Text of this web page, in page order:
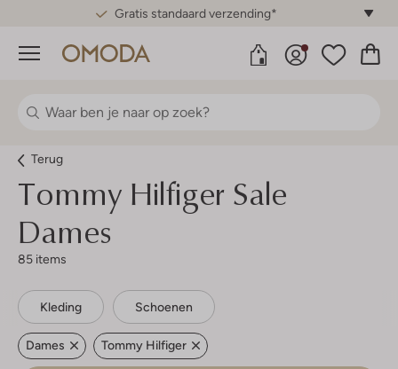
Gratis standaard verzending*
Menu
Terug
Tommy Hilfiger Sale
Dames
85 items
Kleding Schoenen
Dames Tommy Hilfiger